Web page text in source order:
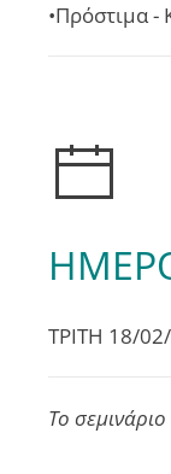
•Πρόστιμα -
ΤΡΙΤΗ 18/
Το